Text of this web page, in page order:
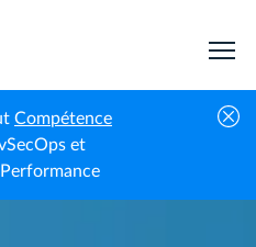
Compétence
et
Réglementaire de Percona
pour MySQL